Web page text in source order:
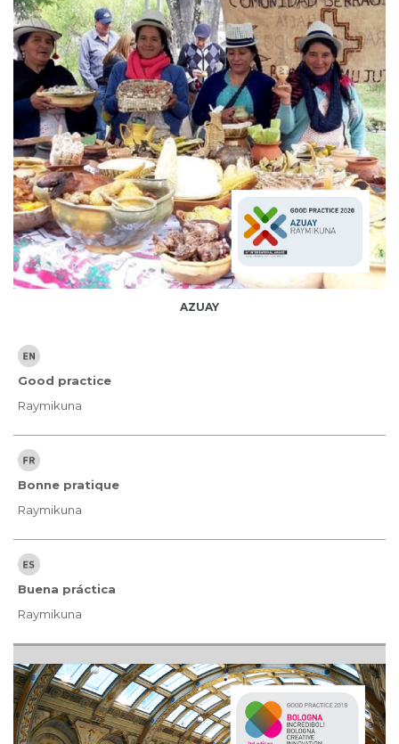
AZUAY
Good practice
Raymikuna
Bonne pratique
Raymikuna
Buena práctica
Raymikuna